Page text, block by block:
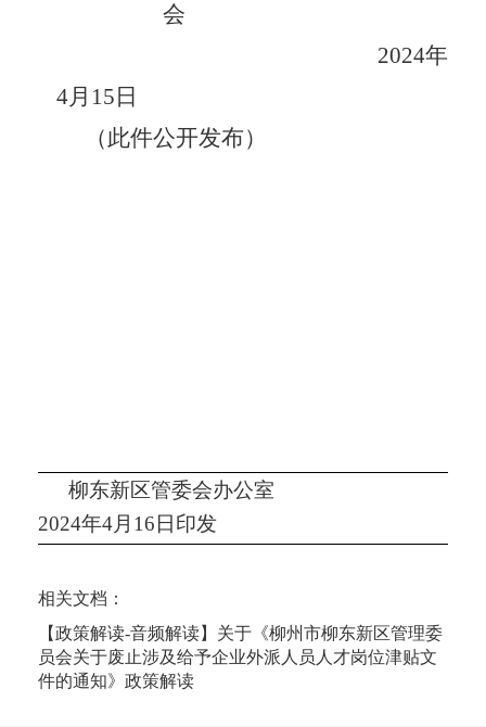
会
2024年
4月 15 日
（此件公开发布）
柳东新区管委会办公室
2024年4月 16 日印发
相关文档：
【政策解读-音频解读】关于《柳州市柳东新区管理委
员会关于废止涉及给予企业外派人员人才岗位津贴文
件的通知》政策解读